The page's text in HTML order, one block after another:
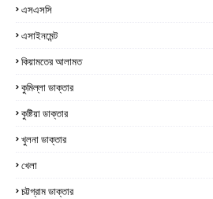
এসএসসি
এসাইনমেন্ট
কিয়ামতের আলামত
কুমিল্লা ডাক্তার
কুষ্টিয়া ডাক্তার
খুলনা ডাক্তার
খেলা
চট্টগ্রাম ডাক্তার